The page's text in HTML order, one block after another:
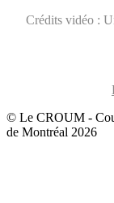
Crédits vidéo :
© Le CROUM -
de Montréal 2026